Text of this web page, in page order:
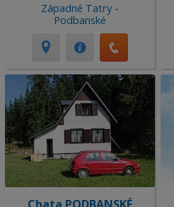
Západné Tatry -
Podbanské